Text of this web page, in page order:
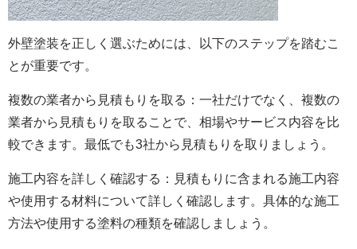
外壁塗装を正しく選ぶためには、以下のステップを踏むこ
とが重要です。
複数の業者から見積もりを取る：一社だけでなく、複数の
業者から見積もりを取ることで、相場やサービス内容を比
較できます。最低でも3社から見積もりを取りましょう。
施工内容を詳しく確認する：見積もりに含まれる施工内容
や使用する材料について詳しく確認します。具体的な施工
方法や使用する塗料の種類を確認しましょう。